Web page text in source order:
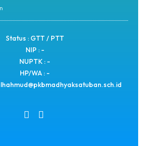
Status : GTT / PTT
NIP : -
NUPTK : -
HP/WA : -